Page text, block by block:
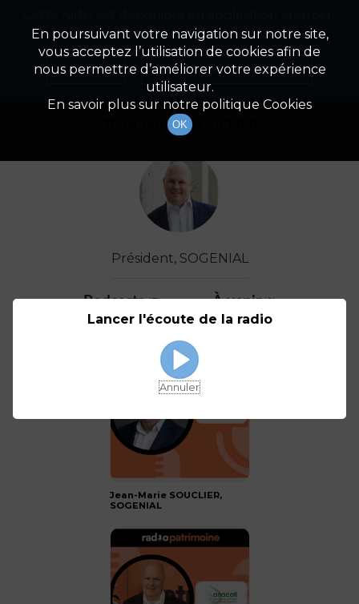
Détail De L'invité(e)
JEAN-MARIE SOUCLIER
Président, SOGENIAL
Podcasts À venir
Jean-Marie SOUCLIER,
SOGENIAL
En poursuivant votre navigation sur notre site,
vous acceptez l’utilisation de cookies afin de
nous permettre d’améliorer votre expérience
utilisateur.
En savoir plus sur notre politique Cookies
OK
Appuyez ci-dessous pour l'installer.
Non merci Télécharger l'application
Lancer l'écoute de la radio
Annuler